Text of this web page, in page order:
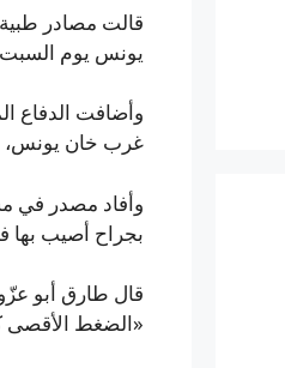
قالت مصادر
يونس يوم
وأضافت الدفاع
غرب خان يونس،
بجراح أصيب
قال طارق أبو
«الضغط الأقصى